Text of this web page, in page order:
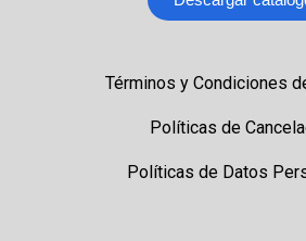
Términos y Condiciones
Políticas de
Políticas de Datos